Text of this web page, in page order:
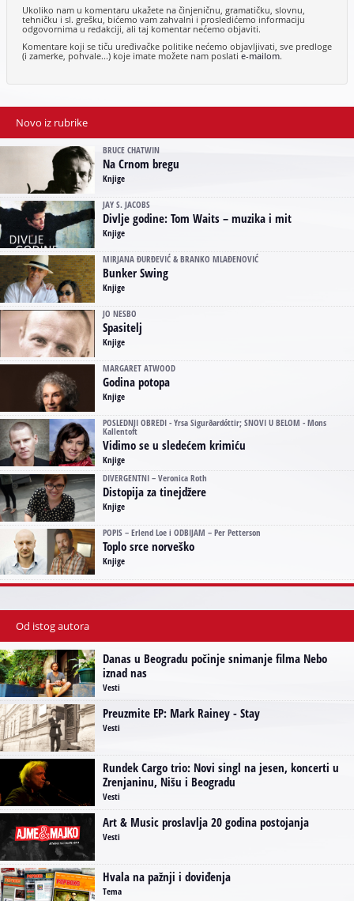
Ukoliko nam u komentaru ukažete na činjeničnu, gramatičku, slovnu,
tehničku i sl. grešku, bićemo vam zahvalni i prosledićemo informaciju
odgovornima u redakciji, ali taj komentar nećemo objaviti.
Komentare koji se tiču uređivačke politike nećemo objavljivati, sve predloge
(i zamerke, pohvale...) koje imate možete nam poslatie-mailom.
Novo iz rubrike
BRUCE CHATWIN
Na Crnom bregu
Knjige
JAY S. JACOBS
Divlje godine: Tom Waits – muzika i mit
Knjige
MIRJANA ĐURĐEVIĆ & BRANKO MLAĐENOVIĆ
Bunker Swing
Knjige
JO NESBO
Spasitelj
Knjige
MARGARET ATWOOD
Godina potopa
Knjige
POSLEDNJI OBREDI - Yrsa Sigurðardóttir; SNOVI U BELOM - Mons
Kallentoft
Vidimo se u sledećem krimiću
Knjige
DIVERGENTNI – Veronica Roth
Distopija za tinejdžere
Knjige
POPIS – Erlend Loe i ODBIJAM – Per Petterson
Toplo srce norveško
Knjige
Od istog autora
Danas u Beogradu počinje snimanje filma Nebo
iznad nas
Vesti
Preuzmite EP: Mark Rainey - Stay
Vesti
Rundek Cargo trio: Novi singl na jesen, koncerti u
Zrenjaninu, Nišu i Beogradu
Vesti
Art & Music proslavlja 20 godina postojanja
Vesti
Hvala na pažnji i doviđenja
Tema